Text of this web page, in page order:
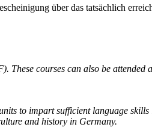
über das tatsächlich
courses can also be
to impart sufficient language
and history in Germany.